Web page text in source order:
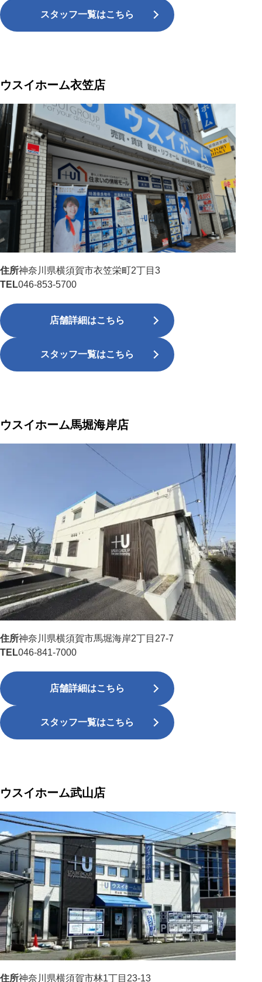
スタッフ一覧はこちら
ウスイホーム衣笠店
住所神奈川県横須賀市衣笠栄町2丁目3
TEL046-853-5700
店舗詳細はこちら
スタッフ一覧はこちら
ウスイホーム馬堀海岸店
住所神奈川県横須賀市馬堀海岸2丁目27-7
TEL046-841-7000
店舗詳細はこちら
スタッフ一覧はこちら
ウスイホーム武山店
住所神奈川県横須賀市林1丁目23-13